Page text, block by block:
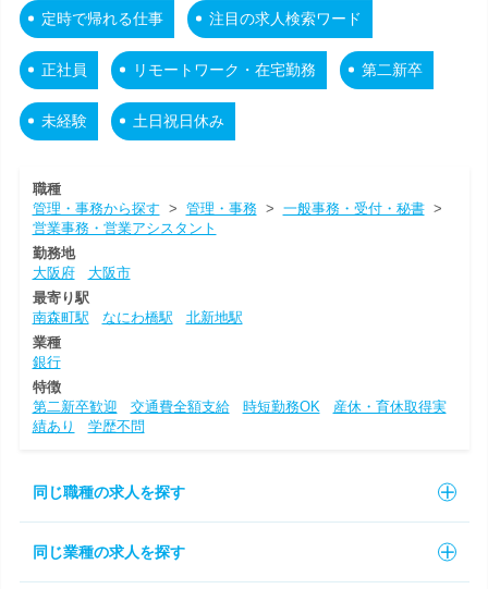
定時で帰れる仕事 注目の求人検索ワード
正社員 リモートワーク・在宅勤務 第二新卒
未経験 土日祝日休み
職種
管理・事務から探す > 管理・事務> 一般事務・受付・秘書>
営業事務・営業アシスタント
勤務地
大阪府
大阪市
最寄り駅
南森町駅
なにわ橋駅
北新地駅
業種
銀行
特徴
第二新卒歓迎
交通費全額支給 時短勤務OK
産休・育休取得実
績あり
学歴不問
同じ職種の求人を探す
同じ業種の求人を探す